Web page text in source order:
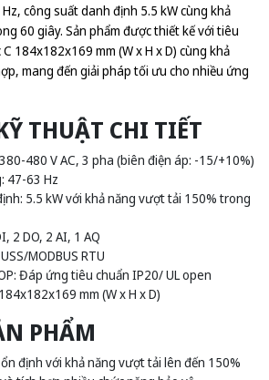
công suất danh định 5.5 kW cùng khả
60 giây. Sản phẩm được thiết kế với tiêu
184x182x169 mm (W x H x D) cùng khả
mang đến giải pháp tối ưu cho nhiều ứng
THUẬT CHI TIẾT
480 V AC, 3 pha (biên điện áp: -15/+10%)
47-63 Hz
5.5 kW với khả năng vượt tải 150% trong
2 DO, 2 AI, 1 AQ
MODBUS RTU
Đáp ứng tiêu chuẩn IP20/ UL open
mm (W x H x D)
PHẨM
định với khả năng vượt tải lên đến 150%